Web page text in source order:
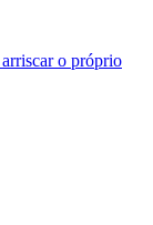
o próprio